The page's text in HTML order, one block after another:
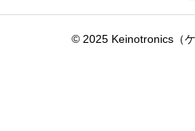
© 2025 Keinotronics（ケ